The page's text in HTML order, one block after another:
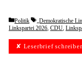
Categories
Politik Tags
„Demokratische
Linkspartei 2026, CDU,
✘ Leserbrief